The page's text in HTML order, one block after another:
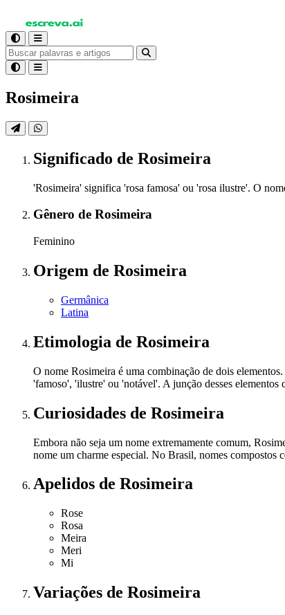
Rosimeira
Significado de Rosimeira
'Rosimeira' significa 'rosa famosa' ou 'rosa ilustre'. O
Gênero de Rosimeira
Feminino
Origem de Rosimeira
Germânica
Latina
Etimologia de Rosimeira
O nome Rosimeira é uma combinação de dois
'famoso', 'ilustre' ou 'notável'. A junção desses
Curiosidades de Rosimeira
Embora não seja um nome extremamente comum,
nome um charme especial. No Brasil, nomes compostos
Apelidos de Rosimeira
Rose
Rosa
Meira
Meri
Mi
Variações de Rosimeira